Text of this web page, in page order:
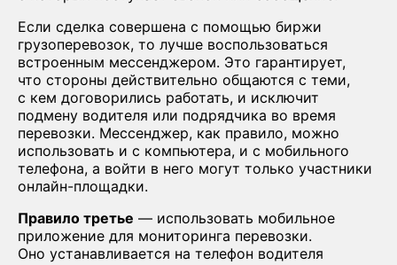
Если сделка совершена с помощью биржи
грузоперевозок, то лучше воспользоваться
встроенным мессенджером. Это гарантирует,
что стороны действительно общаются с теми,
с кем договорились работать, и исключит
подмену водителя или подрядчика во время
перевозки. Мессенджер, как правило, можно
использовать и с компьютера, и с мобильного
телефона, а войти в него могут только участники
онлайн-площадки.
Правило третье — использовать мобильное
приложение для мониторинга перевозки.
Оно устанавливается на телефон водителя